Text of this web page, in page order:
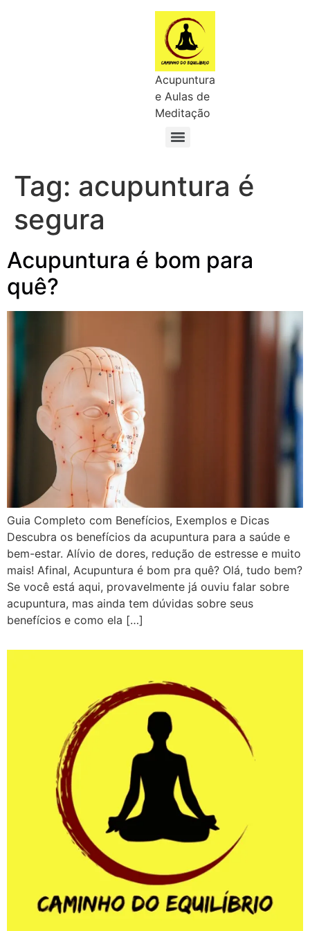
Acupuntura
e Aulas de
Meditação
Tag: acupuntura é
segura
Acupuntura é bom para
quê?
Guia Completo com Benefícios, Exemplos e Dicas
Descubra os benefícios da acupuntura para a saúde e
bem-estar. Alívio de dores, redução de estresse e muito
mais! Afinal, Acupuntura é bom pra quê? Olá, tudo bem?
Se você está aqui, provavelmente já ouviu falar sobre
acupuntura, mas ainda tem dúvidas sobre seus
benefícios e como ela […]